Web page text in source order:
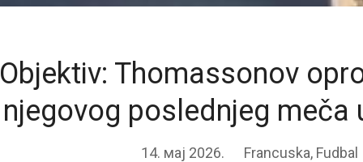
Objektiv: Thomassonov
njegovog poslednjeg meča
14. мај 2026. Francuska, Fudbal